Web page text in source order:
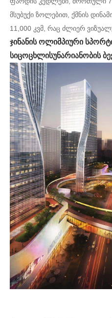
მსუბუქი ზოლებით, ქმნის
11,000 კვმ, რაც ძლიერ
ჯინანის ოლიმპიური
სიცოცხლისუნარიანობის